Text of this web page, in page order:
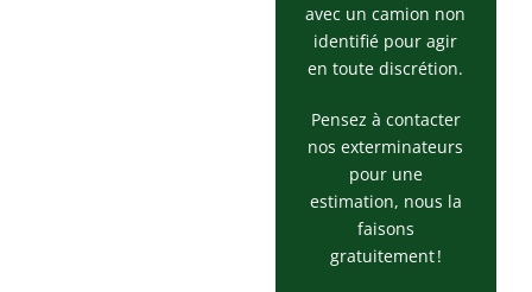
avec un camion non
identifié pour agir
en toute discrétion.
Pensez à contacter
nos exterminateurs
pour une
estimation, nous la
faisons
gratuitement !